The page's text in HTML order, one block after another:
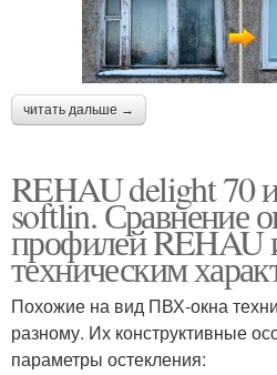
читать дальше →
REHAU delight 70
softlin. Сравнение
профилей
техническим
Похожие на вид ПВХ-окна
разному. Их конструктивные
параметры остекления: